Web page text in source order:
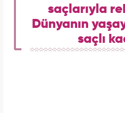
saçlarıyla
Dünyanın
saçlı